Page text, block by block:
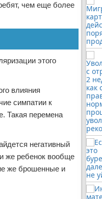
чем еще более
этого
влияния
симпатии к
Такая перемена
негативный
же ребенок вообще
же брошенные и